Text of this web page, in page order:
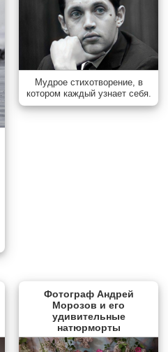
Мудрое стихотворение, в
котором каждый узнает себя.
Фотограф Андрей
Морозов и его
удивительные
натюрморты